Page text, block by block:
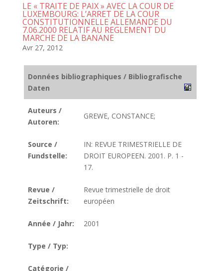
LE « TRAITE DE PAIX » AVEC LA COUR DE
LUXEMBOURG: L’ARRET DE LA COUR
CONSTITUTIONNELLE ALLEMANDE DU
7.06.2000 RELATIF AU REGLEMENT DU
MARCHE DE LA BANANE
Avr 27, 2012
Données bibliographiques / Bibliografische
Daten
Auteurs /
Autoren:
GREWE, CONSTANCE;
Source /
Fundstelle:
IN: REVUE TRIMESTRIELLE DE
DROIT EUROPEEN. 2001. P. 1 -
17.
Revue /
Zeitschrift:
Revue trimestrielle de droit
européen
Année / Jahr: 2001
Type / Typ:
Catégorie /